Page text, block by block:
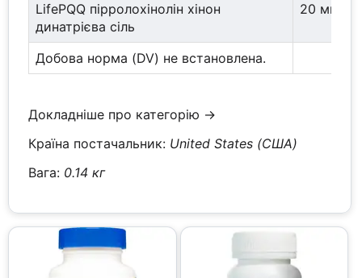
LifePQQ пірролохінолін хінон
динатрієва сіль
20 мг
Добова норма (DV) не встановлена.
Докладніше про категорію →
Країна постачальник: United States (США)
Вага: 0.14 кг